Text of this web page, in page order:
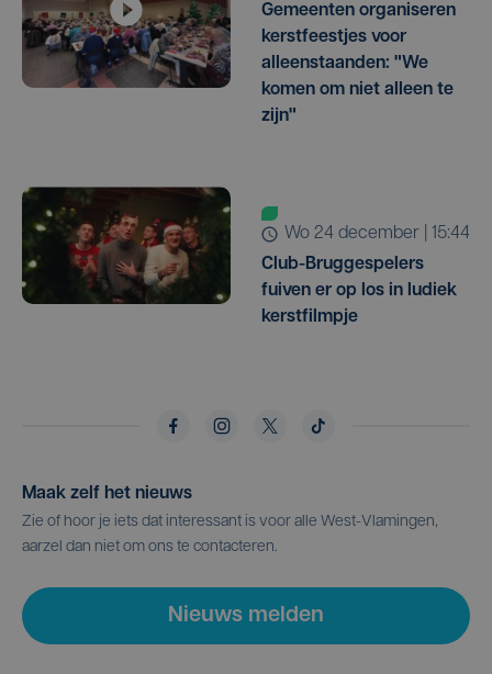
Gemeenten organiseren
kerstfeestjes voor
alleenstaanden: "We
komen om niet alleen te
zijn"
wo 24 december | 15:44
Club-Bruggespelers
fuiven er op los in ludiek
kerstfilmpje
Maak zelf het nieuws
Zie of hoor je iets dat interessant is voor alle West-Vlamingen,
aarzel dan niet om ons te contacteren.
Nieuws melden